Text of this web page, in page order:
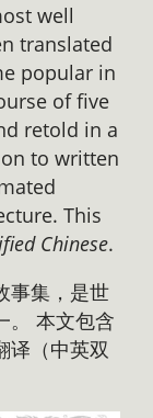
well
translated
popular in
of five
retold in a
to written
This
Chinese.
事集，是世
。 本文包含
译（中英双